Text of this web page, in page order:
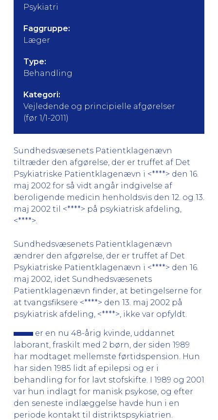
Psykiatri
Faggruppe:
Læger
Type:
Behandling
Kategori:
Vejledende og principielle afgørelser
(før 1/1-2011)
Sundhedsvæsenets Patientklagenævn
tiltræder den afgørelse, der er truffet af Det
Psykiatriske Patientklagenævn i <****> den 16.
maj 2002 for så vidt angår indgivelse af
beroligende medicin henholdsvis den 12. og 13.
maj 2002 til <****> på psykiatrisk afdeling,
<****>.
Sundhedsvæsenets Patientklagenævn
ændrer den afgørelse, der er truffet af Det
Psykiatriske Patientklagenævn i <****> den 16.
maj 2002, idet Sundhedsvæsenets
Patientklagenævn finder, at betingelserne for
at tvangsfiksere <****> den 13. maj 2002 på
psykiatrisk afdeling, <****>, ikke var opfyldt.
er en nu 48-årig kvinde, uddannet
laborant, fraskilt med 2 børn, der siden 1989
har modtaget mellemste førtidspension. Hun
har siden 1985 lidt af epilepsi og er i
behandling for for lavt stofskifte. I 1989 og 2001
var hun indlagt for manisk psykose, og efter
den seneste indlæggelse havde hun i en
periode kontakt til distriktspsykiatrien.